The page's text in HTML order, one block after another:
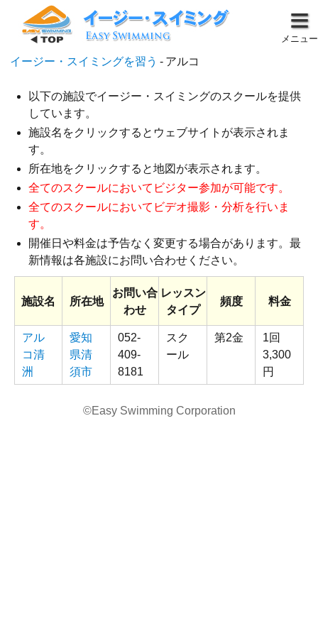
メニュー
イージー・スイミングを習う - アルコ
以下の施設でイージー・スイミングのスクールを提供
しています。
施設名をクリックするとウェブサイトが表示されま
す。
所在地をクリックすると地図が表示されます。
全てのスクールにおいてビジター参加が可能です。
全てのスクールにおいてビデオ撮影・分析を行いま
す。
開催日や料金は予告なく変更する場合があります。最
新情報は各施設にお問い合わせください。
施設名 所在地
お問い合
わせ
レッスン
タイプ
頻度 料金
アル
コ清
洲
愛知
県清
須市
052-
409-
8181
スク
ール
第2金
1回
3,300
円
©Easy Swimming Corporation